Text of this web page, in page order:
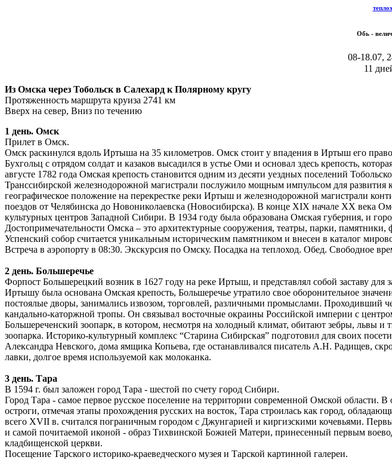
Обь -
08-18.07,
11
Из Омска через Тобольск в Салехард к Полярному кругу
Протяженность маршрута круиза 2741 км
Вверх на север, Вниз по течению
1 день. Омск
Прилет в Омск.
Омск раскинулся вдоль Иртыша на 35 километров. Омск стоит у впадения в Иртыш его
Бухгольц с отрядом солдат и казаков высадился в устье Оми и основал здесь крепость,
августе 1782 года Омская крепость становится одним из десяти уездных поселений
Транссибирской железнодорожной магистрали послужило мощным импульсом для
географическое положение на перекрестке реки Иртыш и железнодорожной магистрали
поездов от Челябинска до Новониколаевска (Новосибирска). В конце XIX начале XX века
культурных центров Западной Сибири. В 1934 году была образована Омская губерния, и
Достопримечательности Омска – это архитектурные сооружения, театры, парки,
Успенский собор считается уникальным историческим памятником и внесен в каталог
Встреча в аэропорту в 08:30. Экскурсия по Омску. Посадка на теплоход. Обед. Свободное
2 день. Большеречье
Форпост Большерецкий возник в 1627 году на реке Иртыш, и представлял собой заставу
Иртышу была основана Омская крепость, Большеречье утратило свое оборонительное
постоялые дворы, занимались извозом, торговлей, различными промыслами. Проходивший
кандально-каторжной тропы. Он связывал восточные окраины Российской империи с
Большереченский зоопарк, в котором, несмотря на холодный климат, обитают зебры, львы
зоопарка. Историко-культурный комплекс “Старина Сибирская” подготовил для своих
Александра Невского, дома ямщика Копьева, где останавливался писатель А.Н. Радищев,
лавки, долгое время используемой как молоканка.
3 день. Тара
В 1594 г. был заложен город Тара - шестой по счету город Сибири.
Город Тара - самое первое русское поселение на территории современной Омской области.
остроги, отмечая этапы прохождения русских на восток, Тара строилась как город,
всего XVII в. считался пограничным городом с Джунгарией и киргизскими кочевьями.
и самой почитаемой иконой - образ Тихвинской Божией Матери, принесенный первым
кладбищенской церкви.
Посещение Тарского историко-краеведческого музея и Тарской картинной галереи.